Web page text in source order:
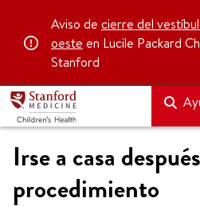
Aviso de cierre del
oeste en Lucile Packard
Stanford
Irse a casa
procedimiento